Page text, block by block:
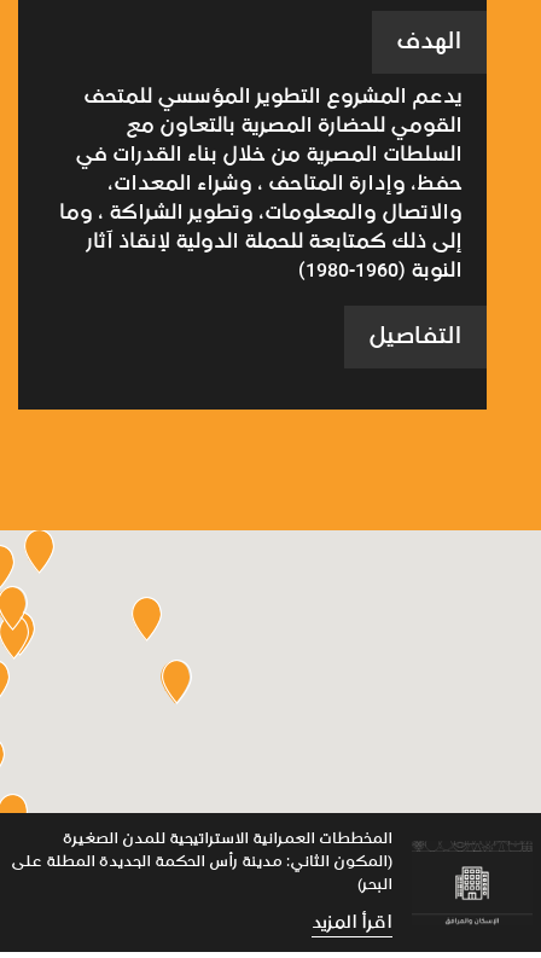
الهدف
يدعم المشروع التطوير المؤسسي للمتحف
القومي للحضارة المصرية بالتعاون مع
السلطات المصرية من خلال بناء القدرات في
حفظ، وإدارة المتاحف ، وشراء المعدات،
والاتصال والمعلومات، وتطوير الشراكة ، وما
إلى ذلك كمتابعة للحملة الدولية لإنقاذ آثار
النوبة (1960-1980)
التفاصيل
المخططات العمرانية الاستراتيجية للمدن الصغيرة
(المكون الثاني: مدينة رأس الحكمة الجديدة المطلة على
البحر)
اقرأ المزيد